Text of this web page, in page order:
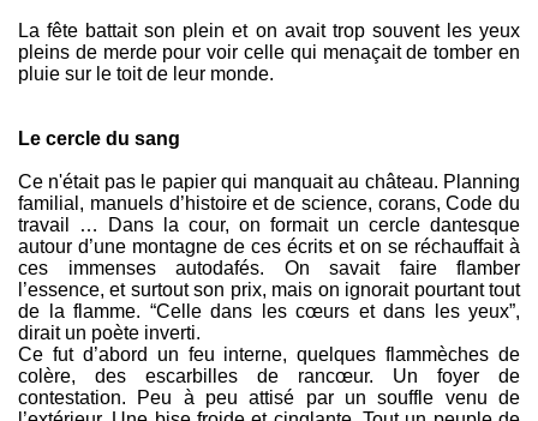
La fête battait son plein et on avait trop souvent les yeux
pleins de merde pour voir celle qui menaçait de tomber en
pluie sur le toit de leur monde.
Le cercle du sang
Ce n'était pas le papier qui manquait au château. Planning
familial, manuels d’histoire et de science, corans, Code du
travail … Dans la cour, on formait un cercle dantesque
autour d’une montagne de ces écrits et on se réchauffait à
ces immenses autodafés. On savait faire flamber
l’essence, et surtout son prix, mais on ignorait pourtant tout
de la flamme. “Celle dans les cœurs et dans les yeux”,
dirait un poète inverti.
Ce fut d’abord un feu interne, quelques flammèches de
colère, des escarbilles de rancœur. Un foyer de
contestation. Peu à peu attisé par un souffle venu de